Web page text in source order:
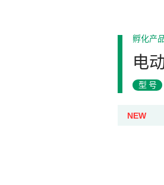
孵化产
电
型号
NEW